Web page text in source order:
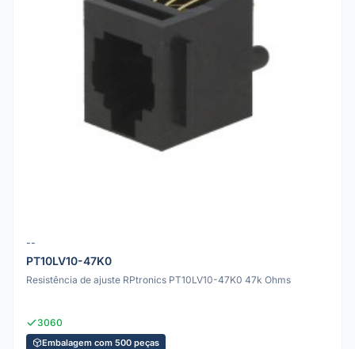
--
PT10LV10-47K0
Resistência de ajuste RPtronics PT10LV10-47K0 47k Ohms
3060
Embalagem com 500 peças